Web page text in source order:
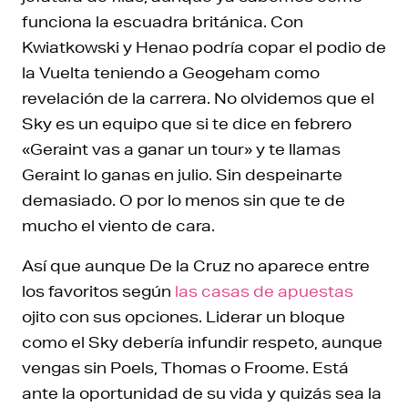
funciona la escuadra británica. Con
Kwiatkowski y Henao podría copar el podio de
la Vuelta teniendo a Geogeham como
revelación de la carrera. No olvidemos que el
Sky es un equipo que si te dice en febrero
«Geraint vas a ganar un tour» y te llamas
Geraint lo ganas en julio. Sin despeinarte
demasiado. O por lo menos sin que te de
mucho el viento de cara.
Así que aunque De la Cruz no aparece entre
los favoritos según las casas de apuestas
ojito con sus opciones. Liderar un bloque
como el Sky debería infundir respeto, aunque
vengas sin Poels, Thomas o Froome. Está
ante la oportunidad de su vida y quizás sea la